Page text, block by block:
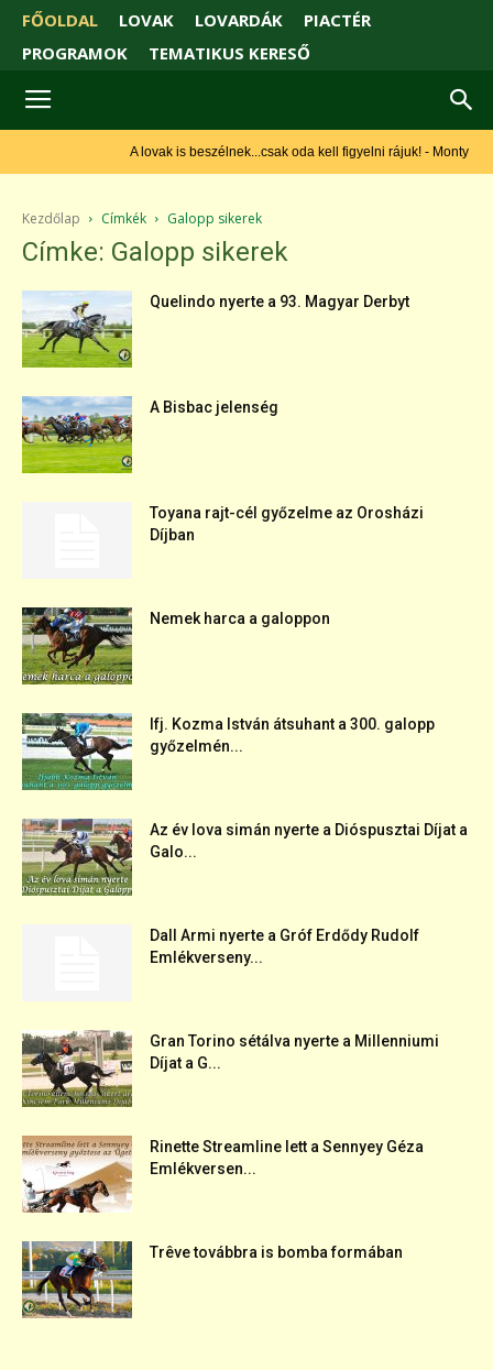
FŐOLDAL LOVAK LOVARDÁK
PIACTÉR
PROGRAMOK
TEMATIKUS KERESŐ
A lovak is beszélnek...csak oda kell figyelni rájuk! - Monty Roberts
Kezdőlap Címkék Galopp sikerek
Címke: Galopp sikerek
Quelindo nyerte a 93. Magyar Derbyt
A Bisbac jelenség
Toyana rajt-cél győzelme az Orosházi
Díjban
Nemek harca a galoppon
Ifj. Kozma István átsuhant a 300. galopp
győzelmén...
Az év lova simán nyerte a Dióspusztai Díjat a
Galo...
Dall Armi nyerte a Gróf Erdődy Rudolf
Emlékverseny...
Gran Torino sétálva nyerte a Millenniumi
Díjat a G...
Rinette Streamline lett a Sennyey Géza
Emlékversen...
Trêve továbbra is bomba formában